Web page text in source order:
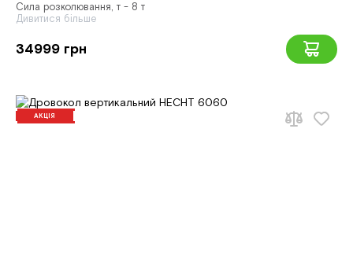
Сила розколювання, т - 8 т
Дивитися більше
34999 грн
АКЦІЯ